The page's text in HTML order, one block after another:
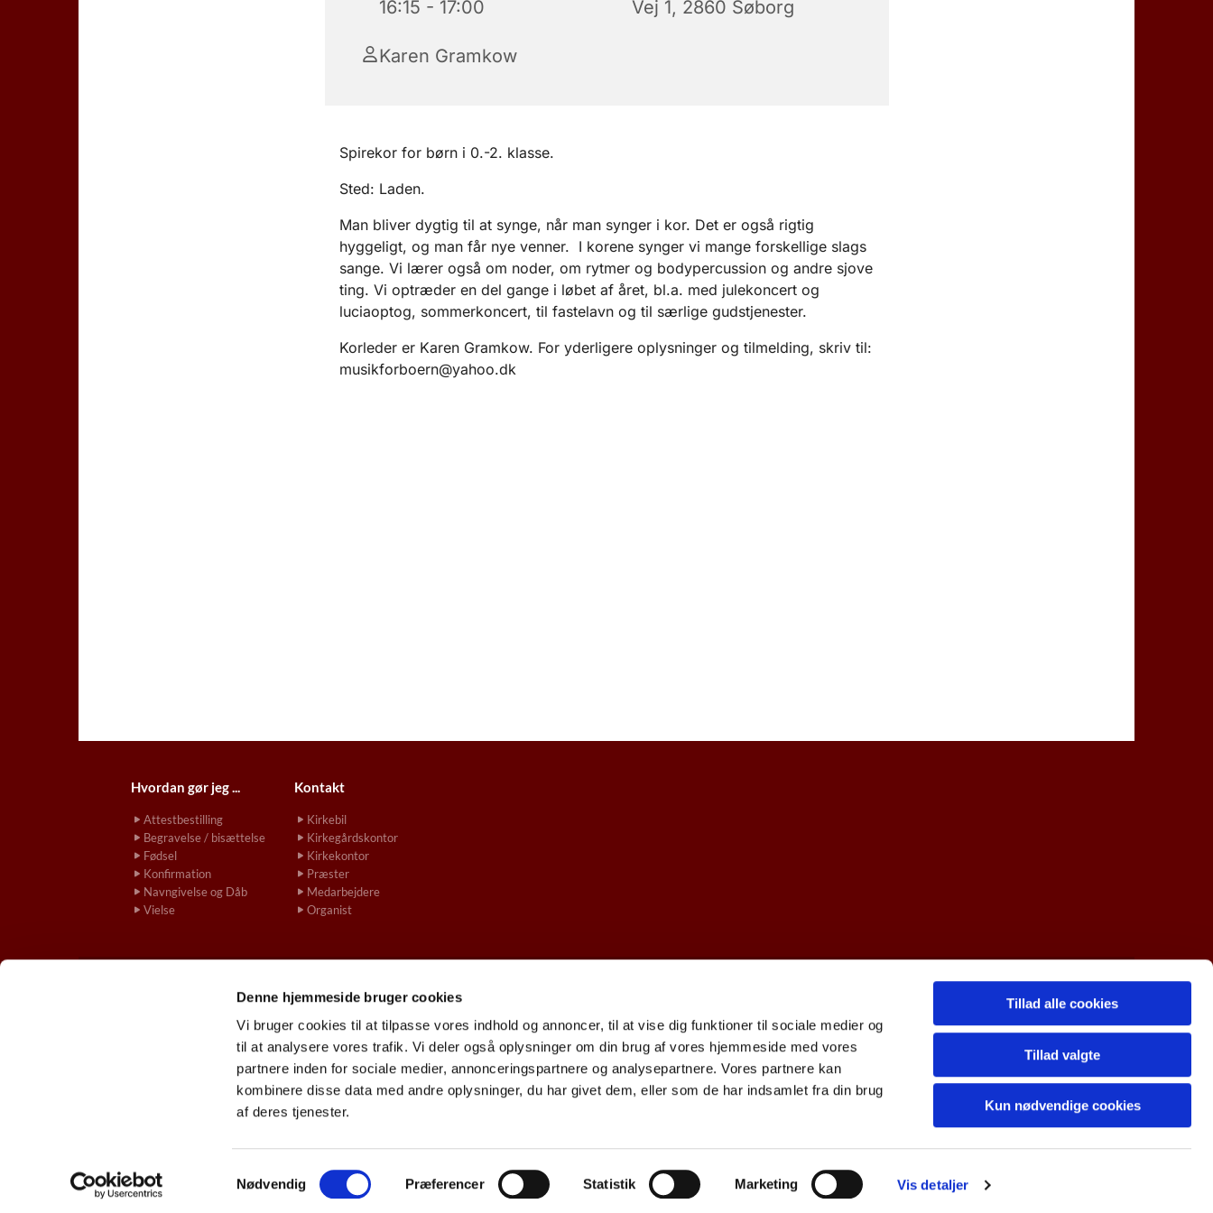
Denne hjemmeside bruger cookies
Vi bruger cookies til at tilpasse vores indhold og annoncer, til at vise dig funktioner til sociale medier og
til at analysere vores trafik. Vi deler også oplysninger om din brug af vores hjemmeside med vores
partnere inden for sociale medier, annonceringspartnere og analysepartnere. Vores partnere kan
kombinere disse data med andre oplysninger, du har givet dem, eller som de har indsamlet fra din brug
af deres tjenester.
a
Nødvendig Præferencer Statistik Marketing Vis detaljer
Tillad alle cookies
Tillad valgte
Kun nødvendige cookies
16:15 - 17:00 Vej 1, 2860 Søborg
Karen Gramkow
Spirekor for børn i 0.-2. klasse.
Sted: Laden.
Man bliver dygtig til at synge, når man synger i kor. Det er også rigtig
hyggeligt, og man får nye venner. I korene synger vi mange forskellige slags
sange. Vi lærer også om noder, om rytmer og bodypercussion og andre sjove
ting. Vi optræder en del gange i løbet af året, bl.a. med julekoncert og
luciaoptog, sommerkoncert, til fastelavn og til særlige gudstjenester.
Korleder er Karen Gramkow. For yderligere oplysninger og tilmelding, skriv til:
musikforboern@yahoo.dk
Hvordan gør jeg ...
Attestbestilling
Begravelse / bisættelse
Fødsel
Konfirmation
Navngivelse og Dåb
Vielse
Kontakt
Kirkebil
Kirkegårdskontor
Kirkekontor
Præster
Medarbejdere
Organist
gladsaxekirke.dk · Kirkekontoret, Provst Bentzons Vej 1, 2860 Søborg
Cookiepolitik Tilgængelighedserklæring